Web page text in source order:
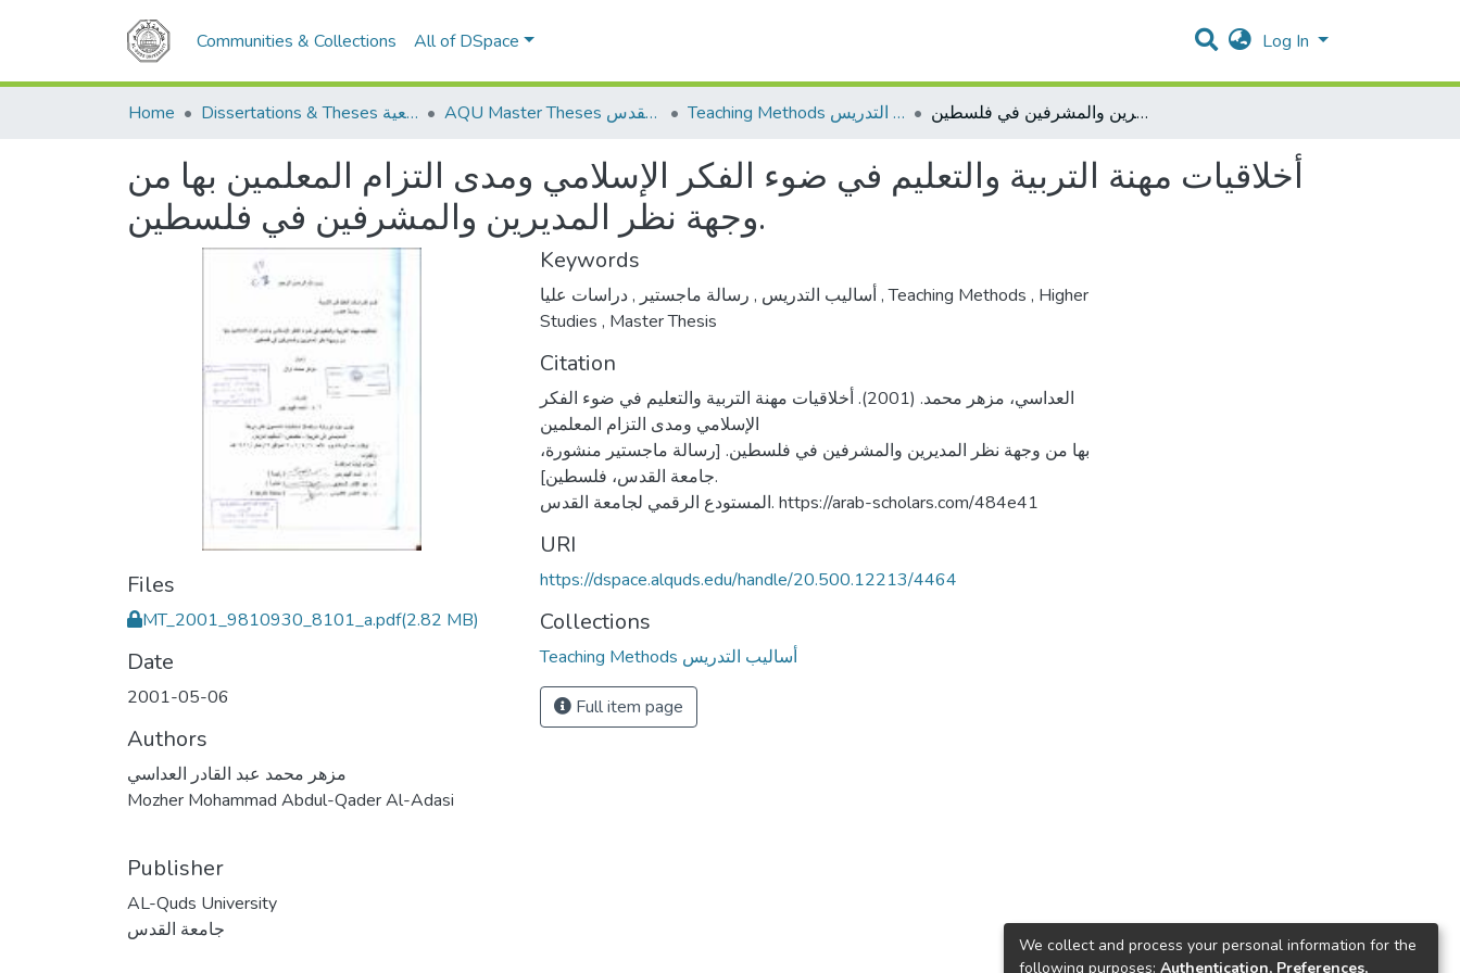
Communities & Collections All of DSpace Log In
Home Dissertations & Theses الرسائل الجامعية AQU Master Theses الرسائل الجامعية الخاصة بجامعة القدس Teaching Methods أساليب التدريس أخلاقيات مهنة التربية والتعليم في ضوء الفكر الإسلامي ومدى التزام المعلمين بها من وجهة نظر المديرين والمشرفين في فلسطين.
أخلاقيات مهنة التربية والتعليم في ضوء الفكر الإسلامي ومدى التزام المعلمين بها من
وجهة نظر المديرين والمشرفين في فلسطين.
Files
MT_2001_9810930_8101_a.pdf(2.82 MB)
Date
2001-05-06
Authors
مزهر محمد عبد القادر العداسي
Mozher Mohammad Abdul-Qader Al-Adasi
Publisher
AL-Quds University
جامعة القدس
Keywords
أساليب التدريس , رسالة ماجستير , ,Teaching Methods , Higher
Studies , Master Thesis
Citation
العداسي، مزهر محمد. (2001). أخلاقيات مهنة التربية والتعليم في ضوء الفكر
الإسلامي ومدى التزام المعلمين
بها من وجهة نظر المديرين والمشرفين في فلسطين. [رسالة ماجستير منشورة،
جامعة القدس، فلسطين].
المستودع الرقمي لجامعة القدس. https://arab-scholars.com/484e41
URI
https://dspace.alquds.edu/handle/20.500.12213/4464
Collections
Teaching Methods أساليب التدريس
Full item page
We collect and process your personal information for the
following purposes: Authentication, Preferences,